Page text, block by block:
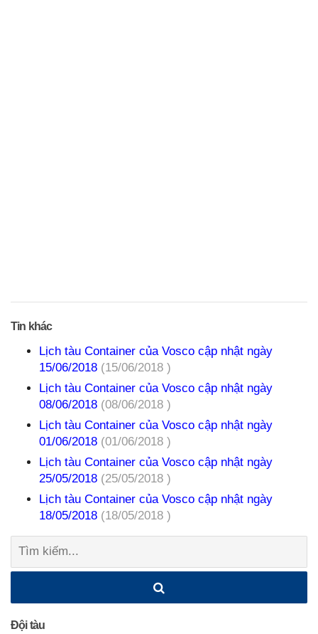
Tin khác
Lịch tàu Container của Vosco cập nhật ngày
15/06/2018 (15/06/2018 )
Lịch tàu Container của Vosco cập nhật ngày
08/06/2018 (08/06/2018 )
Lịch tàu Container của Vosco cập nhật ngày
01/06/2018 (01/06/2018 )
Lịch tàu Container của Vosco cập nhật ngày
25/05/2018 (25/05/2018 )
Lịch tàu Container của Vosco cập nhật ngày
18/05/2018 (18/05/2018 )
Tìm
Đội tàu